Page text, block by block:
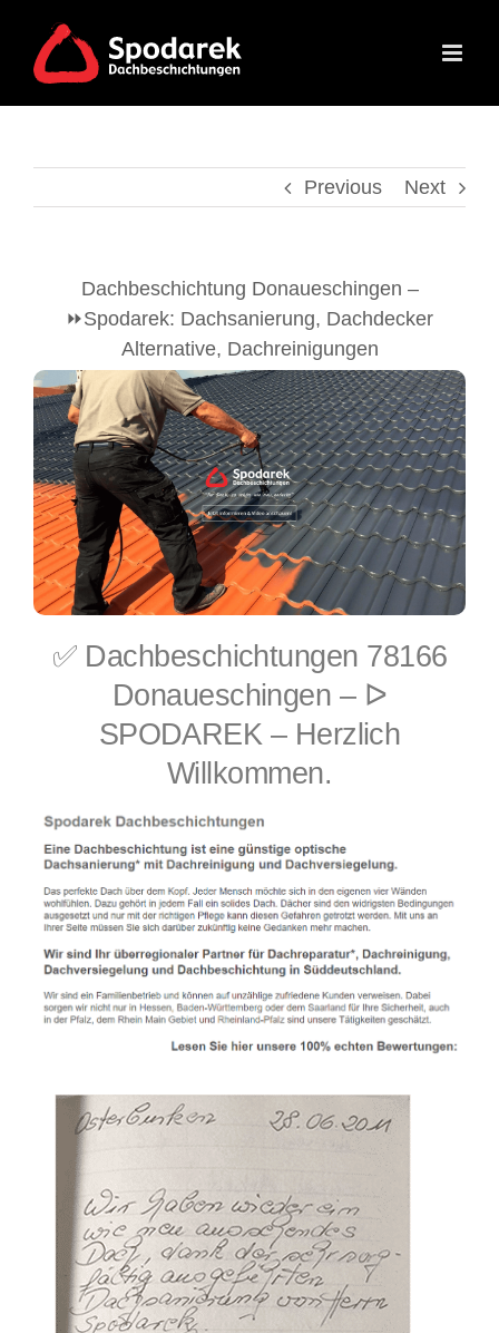
content
Previous Next
Dachbeschichtung Donaueschingen –
⏩Spodarek: Dachsanierung, Dachdecker
Alternative, Dachreinigungen
✅ Dachbeschichtungen 78166
Donaueschingen – ᐅ
SPODAREK – Herzlich
Willkommen.